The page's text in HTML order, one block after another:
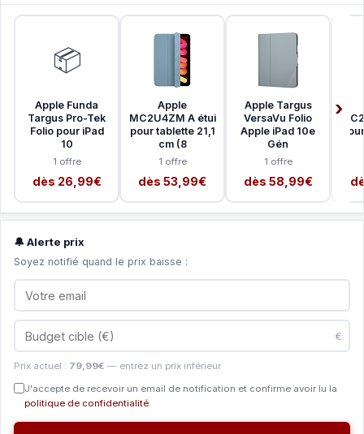
📦
Apple Funda
Targus Pro-Tek
Folio pour iPad
10
1 offre
dès 26,99€
Apple
MC2U4ZM A étui
pour tablette 21,1
cm (8
1 offre
dès 53,99€
Apple Targus
VersaVu Folio
Apple iPad 10e
Gén
1 offre
dès 58,99€
🔔 Alerte prix
Soyez notifié quand le prix baisse :
€
Prix actuel : 79,99€ — entrez un prix inférieur
J'accepte de recevoir un email de notification et confirme avoir lu la
politique de confidentialité.